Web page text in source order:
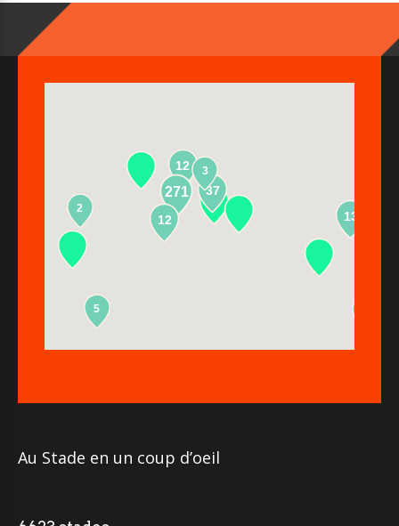
12
271
13
37
2
5
12
3
Au Stade en un coup d’oeil